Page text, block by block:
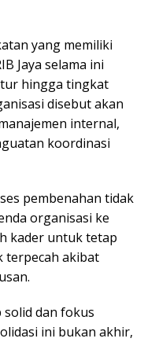
yang memiliki
Jaya selama ini
hingga tingkat
disebut akan
internal,
koordinasi
pembenahan tidak
organisasi ke
kader untuk tetap
terpecah akibat
solid dan fokus
ini bukan akhir,